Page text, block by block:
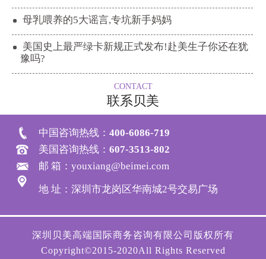
母乳喂养的5大谣言,专坑新手妈妈
美国史上最严绿卡新规正式发布!赴美生子你还在犹
豫吗?
CONTACT
联系贝美
中国咨询热线： 400-6086-719
美国咨询热线： 607-3513-802
邮 箱：youxiang@beimei.com
地 址：深圳市龙岗区华南城2号交易广场
深圳贝美高端国际商务咨询有限公司版权所有
Copyright©2015-2020All Rights Reserved